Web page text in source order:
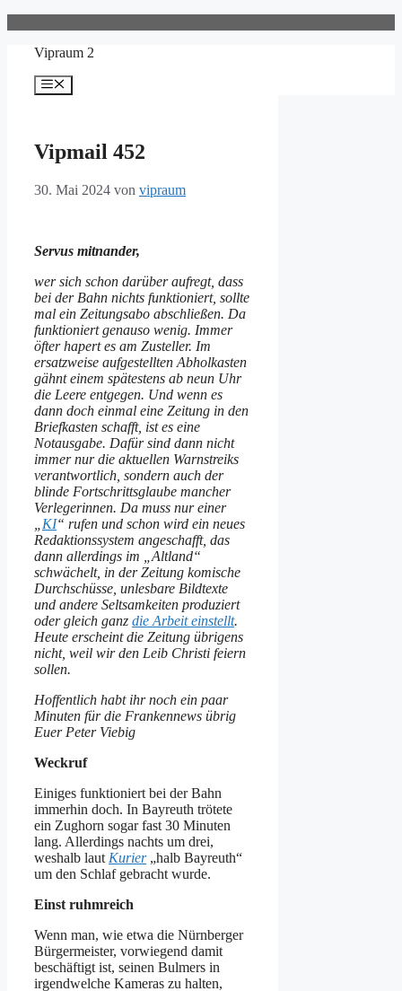
springenVipraum 2
Menü
Vipmail 452
30. Mai 2024 von vipraum
Servus mitnander,
wer sich schon darüber aufregt, dass
bei der Bahn nichts funktioniert, sollte
mal ein Zeitungsabo abschließen. Da
funktioniert genauso wenig. Immer
öfter hapert es am Zusteller. Im
ersatzweise aufgestellten Abholkasten
gähnt einem spätestens ab neun Uhr
die Leere entgegen. Und wenn es
dann doch einmal eine Zeitung in den
Briefkasten schafft, ist es eine
Notausgabe. Dafür sind dann nicht
immer nur die aktuellen Warnstreiks
verantwortlich, sondern auch der
blinde Fortschrittsglaube mancher
Verlegerinnen. Da muss nur einer
KI“ rufen und schon wird ein neues
Redaktionssystem angeschafft, das
dann allerdings im „Altland“
schwächelt, in der Zeitung komische
Durchschüsse, unlesbare Bildtexte
und andere Seltsamkeiten produziert
oder gleich ganz die Arbeit einstellt.
Heute erscheint die Zeitung übrigens
nicht, weil wir den Leib Christi feiern
sollen.
Hoffentlich habt ihr noch ein paar
Minuten für die Frankennews übrig
Euer Peter Viebig
Weckruf
Einiges funktioniert bei der Bahn
immerhin doch. In Bayreuth trötete
ein Zughorn sogar fast 30 Minuten
lang. Allerdings nachts um drei,
weshalb laut Kurier„halb Bayreuth“
um den Schlaf gebracht wurde.
Einst ruhmreich
Wenn man, wie etwa die Nürnberger
Bürgermeister, vorwiegend damit
beschäftigt ist, seinen Bulmers in
irgendwelche Kameras zu halten,